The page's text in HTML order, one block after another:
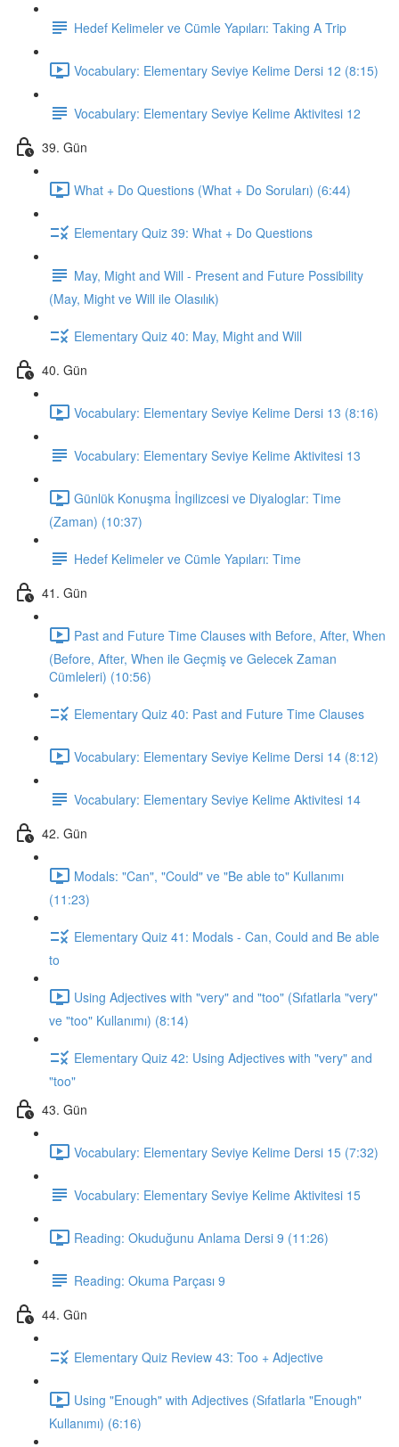
Hedef Kelimeler ve Cümle Yapıları: Taking A Trip
Vocabulary: Elementary Seviye Kelime Dersi 12 (8:15)
Vocabulary: Elementary Seviye Kelime Aktivitesi 12
39. Gün
What + Do Questions (What + Do Soruları) (6:44)
Elementary Quiz 39: What + Do Questions
May, Might and Will - Present and Future Possibility
(May, Might ve Will ile Olasılık)
Elementary Quiz 40: May, Might and Will
40. Gün
Vocabulary: Elementary Seviye Kelime Dersi 13 (8:16)
Vocabulary: Elementary Seviye Kelime Aktivitesi 13
Günlük Konuşma İngilizcesi ve Diyaloglar: Time
(Zaman) (10:37)
Hedef Kelimeler ve Cümle Yapıları: Time
41. Gün
Past and Future Time Clauses with Before, After, When
(Before, After, When ile Geçmiş ve Gelecek Zaman
Cümleleri) (10:56)
Elementary Quiz 40: Past and Future Time Clauses
Vocabulary: Elementary Seviye Kelime Dersi 14 (8:12)
Vocabulary: Elementary Seviye Kelime Aktivitesi 14
42. Gün
Modals: "Can", "Could" ve "Be able to" Kullanımı
(11:23)
Elementary Quiz 41: Modals - Can, Could and Be able
to
Using Adjectives with "very" and "too" (Sıfatlarla "very"
ve "too" Kullanımı) (8:14)
Elementary Quiz 42: Using Adjectives with "very" and
"too"
43. Gün
Vocabulary: Elementary Seviye Kelime Dersi 15 (7:32)
Vocabulary: Elementary Seviye Kelime Aktivitesi 15
Reading: Okuduğunu Anlama Dersi 9 (11:26)
Reading: Okuma Parçası 9
44. Gün
Elementary Quiz Review 43: Too + Adjective
Using "Enough" with Adjectives (Sıfatlarla "Enough"
Kullanımı) (6:16)